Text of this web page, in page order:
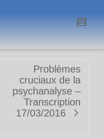
Problèmes
cruciaux de la
psychanalyse –
Transcription
17/03/2016